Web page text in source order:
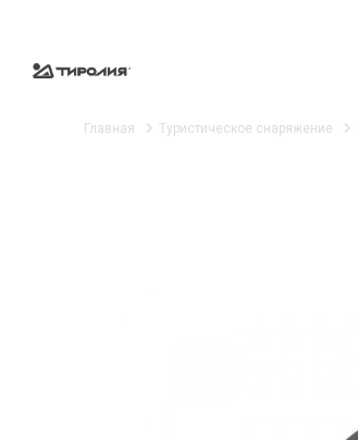
Главная Туристическое снаряжение